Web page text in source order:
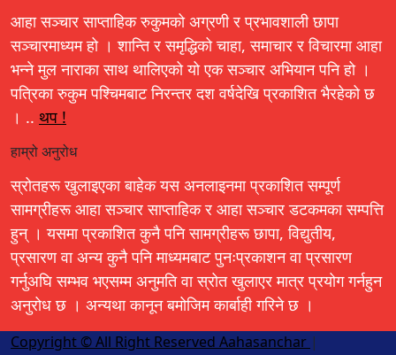
आहा सञ्चार साप्ताहिक रुकुमको अग्रणी र प्रभावशाली छापा
सञ्चारमाध्यम हो । शान्ति र समृद्धिको चाहा, समाचार र विचारमा आहा
भन्ने मुल नाराका साथ थालिएको यो एक सञ्चार अभियान पनि हो ।
पत्रिका रुकुम पश्चिमबाट निरन्तर दश वर्षदेखि प्रकाशित भैरहेको छ
। .. थप !
हाम्रो अनुरोध
स्रोतहरू खुलाइएका बाहेक यस अनलाइनमा प्रकाशित सम्पूर्ण
सामग्रीहरू आहा सञ्चार साप्ताहिक र आहा सञ्चार डटकमका सम्पत्ति
हुन् । यसमा प्रकाशित कुनै पनि सामग्रीहरू छापा, विद्युतीय,
प्रसारण वा अन्य कुनै पनि माध्यमबाट पुनःप्रकाशन वा प्रसारण
गर्नुअघि सम्भव भएसम्म अनुमति वा स्रोत खुलाएर मात्र प्रयोग गर्नहुन
अनुरोध छ । अन्यथा कानून बमोजिम कार्बाही गरिने छ ।
Copyright © All Right Reserved Aahasanchar |